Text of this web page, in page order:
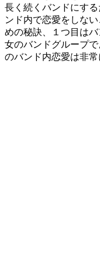
長く続くバンドにす
ンド内で恋愛をしな
めの秘訣、１つ目は
女のバンドグループ
のバンド内恋愛は非常